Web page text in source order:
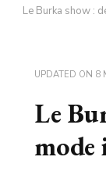
Le Burka show :
UPDATED ON 8
Le
mode